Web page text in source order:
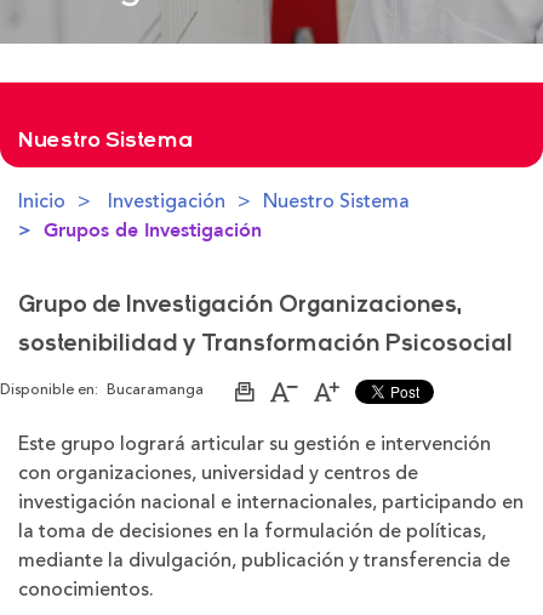
Nuestro Sistema
Inicio Investigación Nuestro Sistema
Grupos de Investigación
Grupo de Investigación Organizaciones,
sostenibilidad y Transformación Psicosocial
Disponible en: Bucaramanga
ImprimirAumentar
de
la
letra
Disminuir
de
la
Este grupo logrará articular su gestión e intervención
con organizaciones, universidad y centros de
investigación nacional e internacionales, participando en
la toma de decisiones en la formulación de políticas,
mediante la divulgación, publicación y transferencia de
conocimientos.